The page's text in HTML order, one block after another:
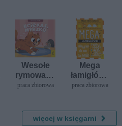
Wesołe
rymowank
i. Uciekaj,
praca zbiorowa
Mega
łamigłówk
i. Misja:
praca zbiorowa
więcej w księgarni